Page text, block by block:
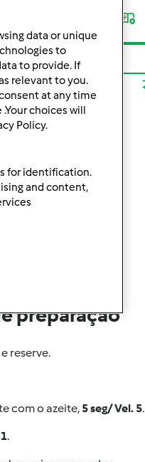
preparação
reserve.
com o azeite, 5 seg/ Vel. 5.
.
data or unique
to
to provide. If
relevant to you.
at any time
choices will
Policy.
for identification.
and content,